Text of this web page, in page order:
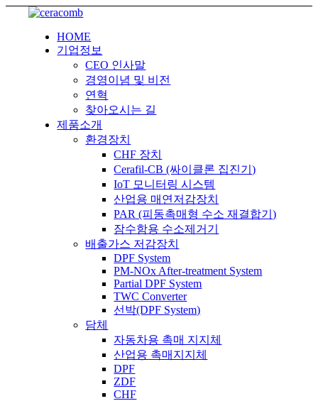
HOME
기업정보
CEO 인사말
경영이념 및 비전
연혁
찾아오시는 길
제품소개
환경장치
CHF 장치
Cerafil-CB (싸이클론 집진기)
IoT 모니터링 시스템
산업용 매연저감장치
PAR (피동촉매형 수소 재결합기)
잠수함용 수소제거기
배출가스 저감장치
DPF System
PM-NOx After-treatment System
Partial DPF System
TWC Converter
선박(DPF System)
담체
자동차용 촉매 지지체
산업용 촉매지지체
DPF
ZDF
CHF